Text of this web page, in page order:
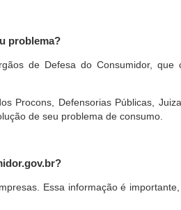
problema?
de Defesa do Consumidor,
Procons, Defensorias Públicas,
de seu problema de consumo.
Essa informação é